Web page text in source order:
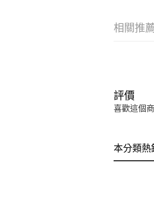
相關推
評價
喜歡這個
本分類熱